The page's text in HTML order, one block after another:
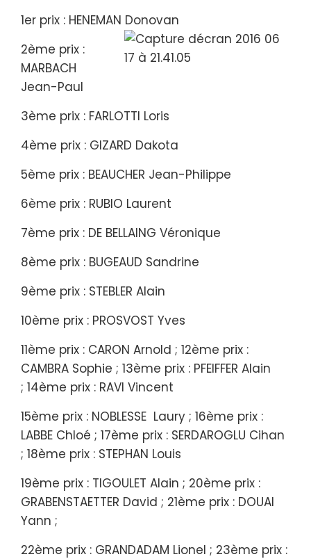
1er prix : HENEMAN Donovan
2ème prix :
MARBACH
Jean-Paul
3ème prix : FARLOTTI Loris
4ème prix : GIZARD Dakota
5ème prix : BEAUCHER Jean-Philippe
6ème prix : RUBIO Laurent
7ème prix : DE BELLAING Véronique
8ème prix : BUGEAUD Sandrine
9ème prix : STEBLER Alain
10ème prix : PROSVOST Yves
11ème prix : CARON Arnold ; 12ème prix :
CAMBRA Sophie ; 13ème prix : PFEIFFER Alain
; 14ème prix : RAVI Vincent
15ème prix : NOBLESSE Laury ; 16ème prix :
LABBE Chloé ; 17ème prix : SERDAROGLU Cihan
; 18ème prix : STEPHAN Louis
19ème prix : TIGOULET Alain ; 20ème prix :
GRABENSTAETTER David ; 21ème prix : DOUAI
Yann ;
22ème prix : GRANDADAM Lionel ; 23ème prix :